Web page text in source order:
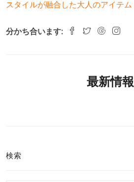
スタイルが融合した大人のアイテム
分かち合います:
最新情報
検索